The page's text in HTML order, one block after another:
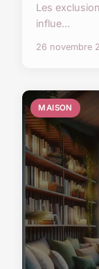
Les
influe...
26 novembre
MAISON